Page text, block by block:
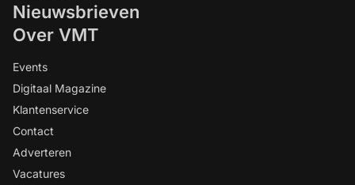
Nieuwsbrieven
Over VMT
Events
Digitaal Magazine
Klantenservice
Contact
Adverteren
Vacatures